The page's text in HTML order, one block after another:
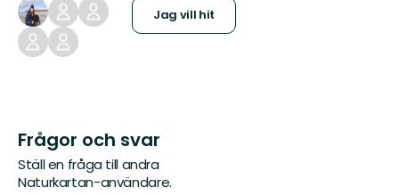
Jag vill hit
Frågor och svar
Ställ en fråga till andra
Naturkartan-användare.